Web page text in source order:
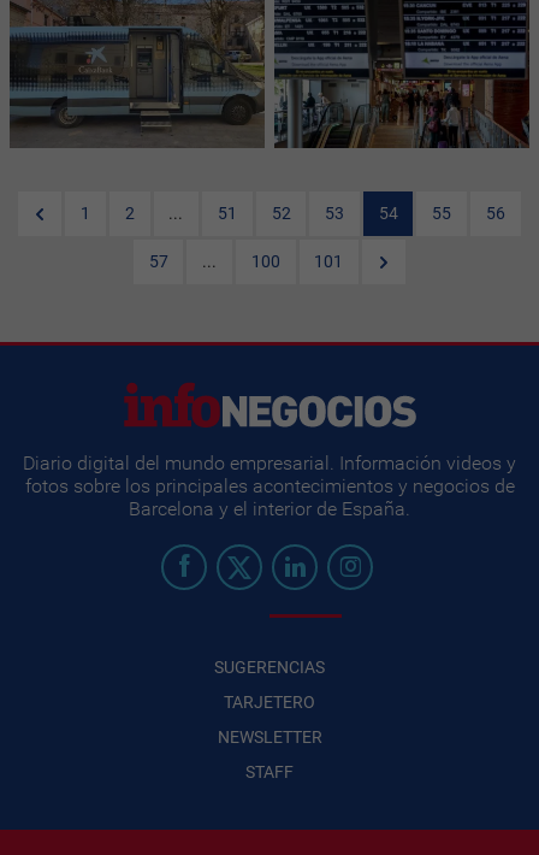
1 2 ... 51 52 53 54 55 56
57 ... 100 101
Diario digital del mundo empresarial. Información videos y
fotos sobre los principales acontecimientos y negocios de
Barcelona y el interior de España.
SUGERENCIAS
TARJETERO
NEWSLETTER
STAFF